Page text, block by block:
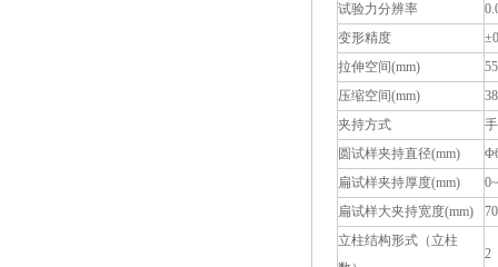
试验力分辨率
变形精度
拉伸空间(mm)
压缩空间(mm)
夹持方式
圆试样夹持直径(mm)
扁试样夹持厚度(mm)
扁试样大夹持宽度(mm)
70
立柱结构形式（立柱
2